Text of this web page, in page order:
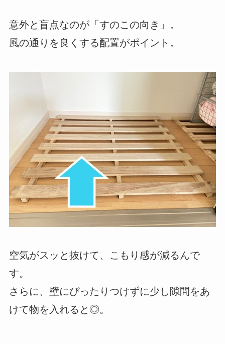
意外と盲点なのが「すのこの向き」。
風の通りを良くする配置がポイント。
空気がスッと抜けて、こもり感が減るんで
す。
さらに、壁にぴったりつけずに少し隙間をあ
けて物を入れると◎。